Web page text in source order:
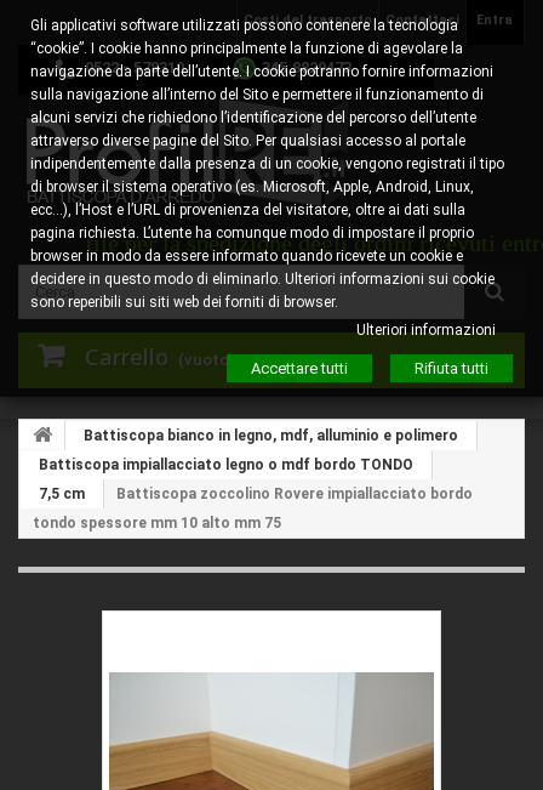
Entra
Contattaci
Costi del trasporto
0522 - 578310 345.8829473
Carrello (vuoto)
utile per la spedizione degli ordini ricevuti entro
Battiscopa bianco in legno, mdf, alluminio e polimero
Battiscopa impiallacciato legno o mdf bordo TONDO
7,5 cm
Battiscopa zoccolino Rovere impiallacciato bordo
tondo spessore mm 10 alto mm 75
Gli applicativi software utilizzati possono contenere la tecnologia
“cookie”. I cookie hanno principalmente la funzione di agevolare la
navigazione da parte dell’utente. I cookie potranno fornire informazioni
sulla navigazione all’interno del Sito e permettere il funzionamento di
alcuni servizi che richiedono l’identificazione del percorso dell’utente
attraverso diverse pagine del Sito. Per qualsiasi accesso al portale
indipendentemente dalla presenza di un cookie, vengono registrati il tipo
di browser il sistema operativo (es. Microsoft, Apple, Android, Linux,
ecc…), l’Host e l’URL di provenienza del visitatore, oltre ai dati sulla
pagina richiesta. L’utente ha comunque modo di impostare il proprio
browser in modo da essere informato quando ricevete un cookie e
decidere in questo modo di eliminarlo. Ulteriori informazioni sui cookie
sono reperibili sui siti web dei forniti di browser.
Ulteriori informazioni
Accettare tutti Rifiuta tutti